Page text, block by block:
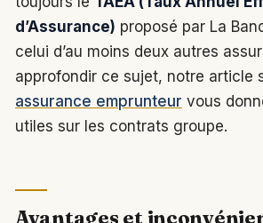
d’Assurance) proposé par La
celui d’au moins deux autres
approfondir ce sujet, notre article
assurance emprunteur vous
utiles sur les contrats groupe.